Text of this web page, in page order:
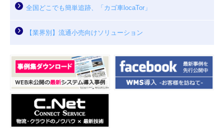
全国どこでも簡単追跡、「カゴ車locaTor」
【業界別】流通小売向けソリューション